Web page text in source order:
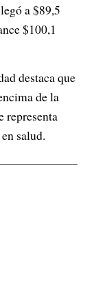
a $89,5
$100,1
destaca que
de la
representa
salud.